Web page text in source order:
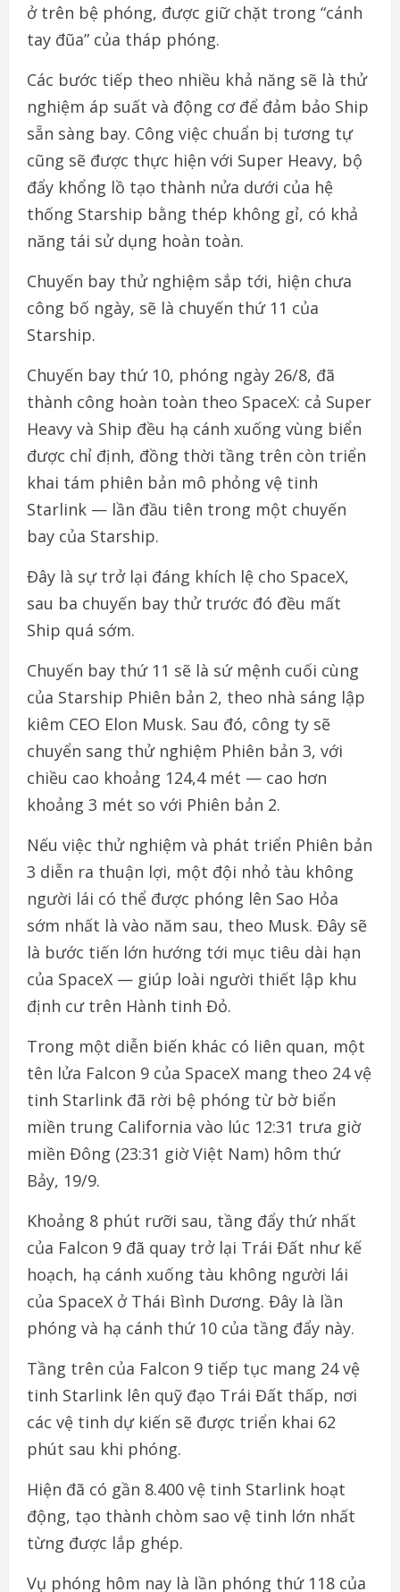
ở trên bệ phóng, được giữ chặt trong “cánh
tay đũa” của tháp phóng.
Các bước tiếp theo nhiều khả năng sẽ là thử
nghiệm áp suất và động cơ để đảm bảo Ship
sẵn sàng bay. Công việc chuẩn bị tương tự
cũng sẽ được thực hiện với Super Heavy, bộ
đẩy khổng lồ tạo thành nửa dưới của hệ
thống Starship bằng thép không gỉ, có khả
năng tái sử dụng hoàn toàn.
Chuyến bay thử nghiệm sắp tới, hiện chưa
công bố ngày, sẽ là chuyến thứ 11 của
Starship.
Chuyến bay thứ 10, phóng ngày 26/8, đã
thành công hoàn toàn theo SpaceX: cả Super
Heavy và Ship đều hạ cánh xuống vùng biển
được chỉ định, đồng thời tầng trên còn triển
khai tám phiên bản mô phỏng vệ tinh
Starlink — lần đầu tiên trong một chuyến
bay của Starship.
Đây là sự trở lại đáng khích lệ cho SpaceX,
sau ba chuyến bay thử trước đó đều mất
Ship quá sớm.
Chuyến bay thứ 11 sẽ là sứ mệnh cuối cùng
của Starship Phiên bản 2, theo nhà sáng lập
kiêm CEO Elon Musk. Sau đó, công ty sẽ
chuyển sang thử nghiệm Phiên bản 3, với
chiều cao khoảng 124,4 mét — cao hơn
khoảng 3 mét so với Phiên bản 2.
Nếu việc thử nghiệm và phát triển Phiên bản
3 diễn ra thuận lợi, một đội nhỏ tàu không
người lái có thể được phóng lên Sao Hỏa
sớm nhất là vào năm sau, theo Musk. Đây sẽ
là bước tiến lớn hướng tới mục tiêu dài hạn
của SpaceX — giúp loài người thiết lập khu
định cư trên Hành tinh Đỏ.
Trong một diễn biến khác có liên quan, một
tên lửa Falcon 9 của SpaceX mang theo 24 vệ
tinh Starlink đã rời bệ phóng từ bờ biển
miền trung California vào lúc 12:31 trưa giờ
miền Đông (23:31 giờ Việt Nam) hôm thứ
Bảy, 19/9.
Khoảng 8 phút rưỡi sau, tầng đẩy thứ nhất
của Falcon 9 đã quay trở lại Trái Đất như kế
hoạch, hạ cánh xuống tàu không người lái
của SpaceX ở Thái Bình Dương. Đây là lần
phóng và hạ cánh thứ 10 của tầng đẩy này.
Tầng trên của Falcon 9 tiếp tục mang 24 vệ
tinh Starlink lên quỹ đạo Trái Đất thấp, nơi
các vệ tinh dự kiến sẽ được triển khai 62
phút sau khi phóng.
Hiện đã có gần 8.400 vệ tinh Starlink hoạt
động, tạo thành chòm sao vệ tinh lớn nhất
từng được lắp ghép.
Vụ phóng hôm nay là lần phóng thứ 118 của